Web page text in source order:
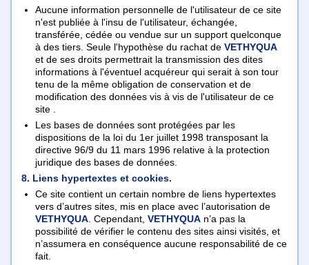
Aucune information personnelle de l'utilisateur de ce site
n'est publiée à l'insu de l'utilisateur, échangée,
transférée, cédée ou vendue sur un support quelconque
à des tiers. Seule l'hypothèse du rachat deVETHYQUA
et de ses droits permettrait la transmission des dites
informations à l'éventuel acquéreur qui serait à son tour
tenu de la même obligation de conservation et de
modification des données vis à vis de l'utilisateur de ce
site .
Les bases de données sont protégées par les
dispositions de la loi du 1er juillet 1998 transposant la
directive 96/9 du 11 mars 1996 relative à la protection
juridique des bases de données.
8. Liens hypertextes et cookies.
Ce site contient un certain nombre de liens hypertextes
vers d’autres sites, mis en place avec l’autorisation de
VETHYQUA . Cependant,VETHYQUA n’a pas la
possibilité de vérifier le contenu des sites ainsi visités, et
n’assumera en conséquence aucune responsabilité de ce
fait.